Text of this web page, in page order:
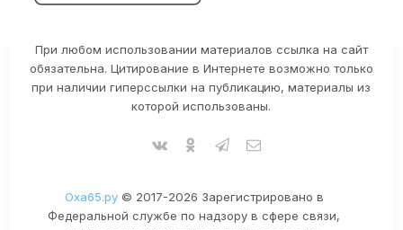
При любом использовании материалов ссылка на сайт
обязательна. Цитирование в Интернете возможно только
при наличии гиперссылки на публикацию, материалы из
которой использованы.
Оха65.ру© 2017-2026 Зарегистрировано в
Федеральной службе по надзору в сфере связи,